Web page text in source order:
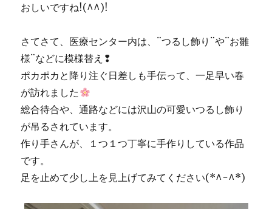
おしいですね!(^^)!
さてさて、医療センター内は、¨つるし飾り¨や¨お雛
様¨などに模様替え❢
ポカポカと降り注ぐ日差しも手伝って、一足早い春
が訪れました
総合待合や、通路などには沢山の可愛いつるし飾り
が吊るされています。
作り手さんが、１つ１つ丁寧に手作りしている作品
です。
足を止めて少し上を見上げてみてください(*^-^*)